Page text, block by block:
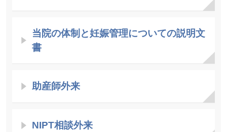
当院の体制と妊娠管理についての説明文
書
助産師外来
NIPT相談外来